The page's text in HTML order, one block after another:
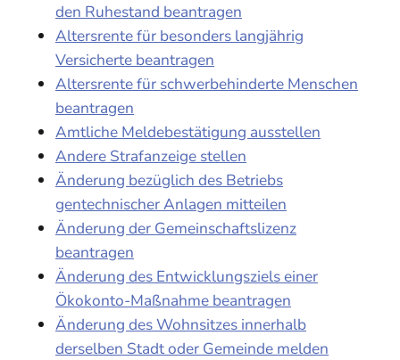
den Ruhestand beantragen
Altersrente für besonders langjährig
Versicherte beantragen
Altersrente für schwerbehinderte Menschen
beantragen
Amtliche Meldebestätigung ausstellen
Andere Strafanzeige stellen
Änderung bezüglich des Betriebs
gentechnischer Anlagen mitteilen
Änderung der Gemeinschaftslizenz
beantragen
Änderung des Entwicklungsziels einer
Ökokonto-Maßnahme beantragen
Änderung des Wohnsitzes innerhalb
derselben Stadt oder Gemeinde melden